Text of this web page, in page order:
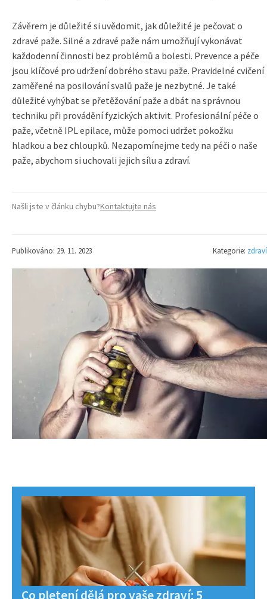
Závěrem je důležité si uvědomit, jak důležité je pečovat o
zdravé paže. Silné a zdravé paže nám umožňují vykonávat
každodenní činnosti bez problémů a bolesti. Prevence a péče
jsou klíčové pro udržení dobrého stavu paže. Pravidelné cvičení
zaměřené na posilování svalů paže je nezbytné. Je také
důležité vyhýbat se přetěžování paže a dbát na správnou
techniku při provádění fyzických aktivit. Profesionální péče o
paže, včetně IPL epilace, může pomoci udržet pokožku
hladkou a bez chloupků. Nezapomínejme tedy na péči o naše
paže, abychom si uchovali jejich sílu a zdraví.
Našli jste v článku chybu?Kontaktujte nás
Publikováno: 29. 11. 2023 Kategorie: zdraví
Co pletení dělá pro vaše zdraví: 5